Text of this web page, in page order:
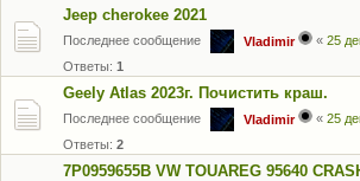
Jeep cherokee 2021
Последнее сообщение Vladimir « 25
Ответы: 1
Geely Atlas 2023г. Почистить краш.
Последнее сообщение Vladimir « 25
Ответы: 2
7P0959655B VW TOUAREG 95640